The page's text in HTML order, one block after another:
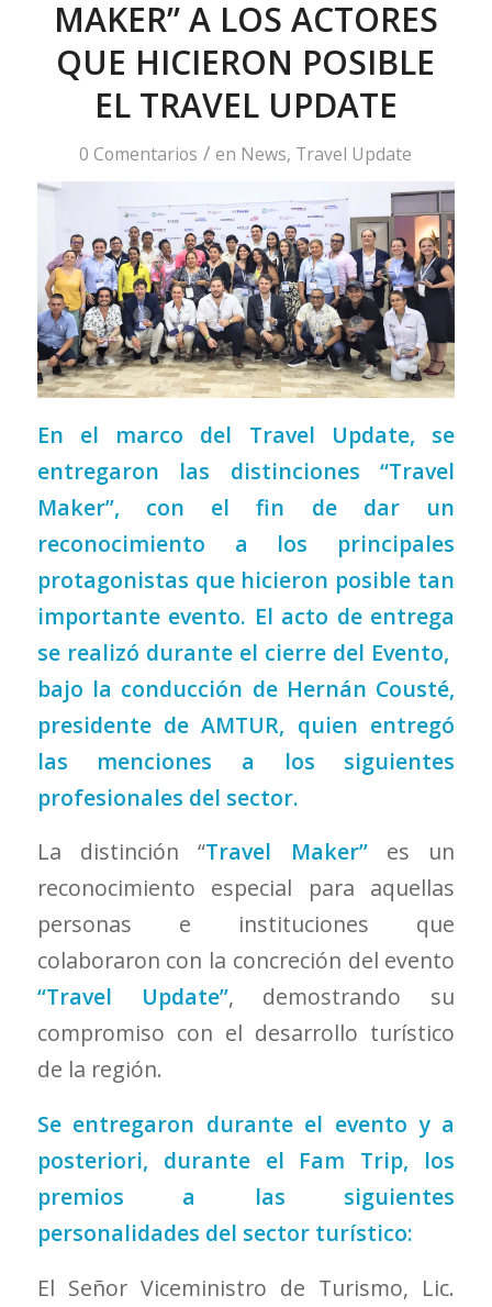
MAKER” A LOS ACTORES
QUE HICIERON POSIBLE
EL TRAVEL UPDATE
0 Comentarios / en News, Travel Update
En el marco del Travel Update, se
entregaron las distinciones “Travel
Maker”, con el fin de dar un
reconocimiento a los principales
protagonistas que hicieron posible tan
importante evento. El acto de entrega
se realizó durante el cierre del Evento,
bajo la conducción de Hernán Cousté,
presidente de AMTUR, quien entregó
las menciones a los siguientes
profesionales del sector.
La distinción “Travel Maker”es un
reconocimiento especial para aquellas
personas e instituciones que
colaboraron con la concreción del evento
“Travel Update”, demostrando su
compromiso con el desarrollo turístico
de la región.
Se entregaron durante el evento y a
posteriori, durante el Fam Trip, los
premios a las siguientes
personalidades del sector turístico:
El Señor Viceministro de Turismo, Lic.